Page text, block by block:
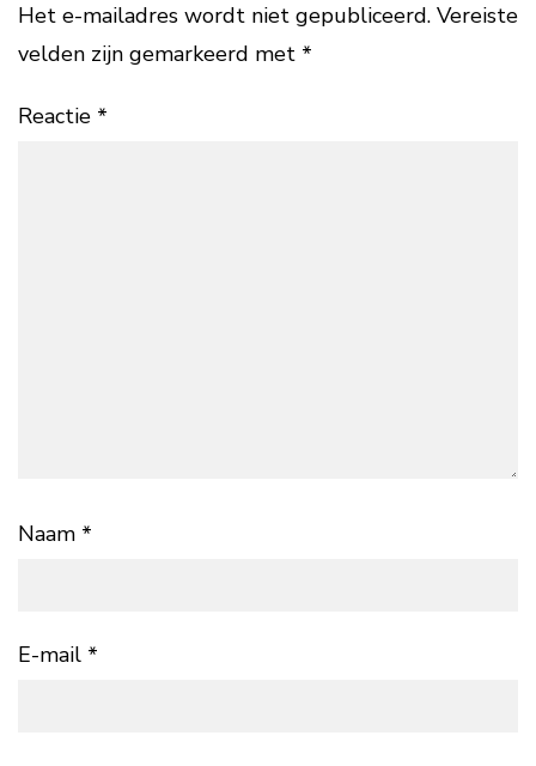
Het e-mailadres wordt niet gepubliceerd. Vereiste
velden zijn gemarkeerd met *
Reactie *
Naam *
E-mail *